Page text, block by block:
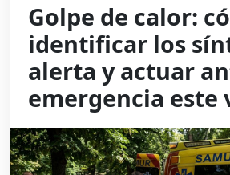
Golpe de calor:
identificar los
alerta y actuar
emergencia este